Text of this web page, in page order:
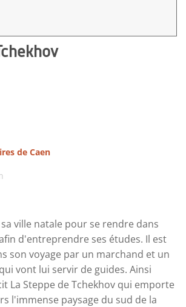
de Caen
ville natale pour se rendre dans
d'entreprendre ses études. Il est
son voyage par un marchand et un
vont lui servir de guides. Ainsi
La Steppe de Tchekhov qui emporte
l'immense paysage du sud de la